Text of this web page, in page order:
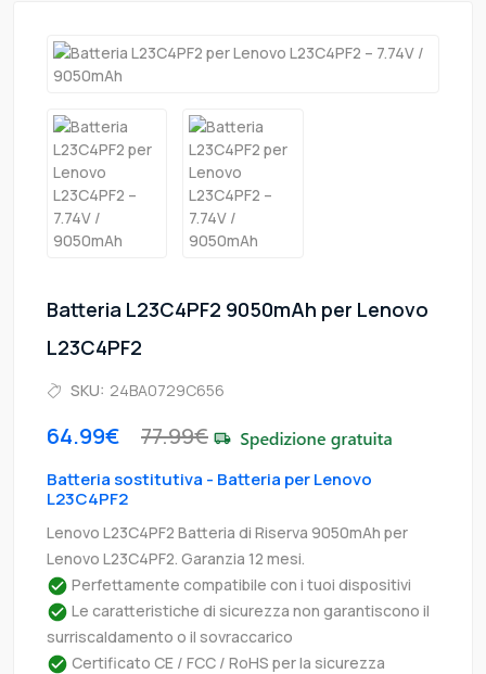
Batteria L23C4PF2 9050mAh per Lenovo
L23C4PF2
SKU: 24BA0729C656
64.99€ 77.99€
Batteria sostitutiva - Batteria per Lenovo
L23C4PF2
Lenovo L23C4PF2 Batteria di Riserva 9050mAh per
Lenovo L23C4PF2. Garanzia 12 mesi.
Perfettamente compatibile con i tuoi dispositivi
Le caratteristiche di sicurezza non garantiscono il
surriscaldamento o il sovraccarico
Certificato CE / FCC / RoHS per la sicurezza